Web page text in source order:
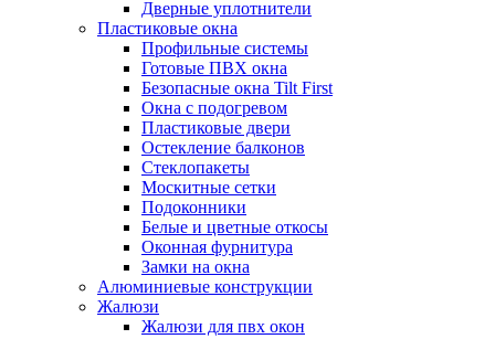
Дверные уплотнители
Пластиковые окна
Профильные системы
Готовые ПВХ окна
Безопасные окна Tilt First
Окна с подогревом
Пластиковые двери
Остекление балконов
Стеклопакеты
Москитные сетки
Подоконники
Белые и цветные откосы
Оконная фурнитура
Замки на окна
Алюминиевые конструкции
Жалюзи
Жалюзи для пвх окон